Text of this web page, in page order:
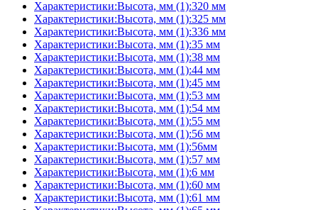
Характеристики:Высота, мм (1):320 мм
Характеристики:Высота, мм (1):325 мм
Характеристики:Высота, мм (1):336 мм
Характеристики:Высота, мм (1):35 мм
Характеристики:Высота, мм (1):38 мм
Характеристики:Высота, мм (1):44 мм
Характеристики:Высота, мм (1):45 мм
Характеристики:Высота, мм (1):53 мм
Характеристики:Высота, мм (1):54 мм
Характеристики:Высота, мм (1):55 мм
Характеристики:Высота, мм (1):56 мм
Характеристики:Высота, мм (1):56мм
Характеристики:Высота, мм (1):57 мм
Характеристики:Высота, мм (1):6 мм
Характеристики:Высота, мм (1):60 мм
Характеристики:Высота, мм (1):61 мм